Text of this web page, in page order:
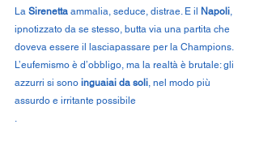
La Sirenetta ammalia, seduce, distrae. E il Napoli,
ipnotizzato da se stesso, butta via una partita che
doveva essere il lasciapassare per la Champions.
L’eufemismo è d’obbligo, ma la realtà è brutale: gli
azzurri si sono inguaiai da soli, nel modo più
assurdo e irritante possibile
.